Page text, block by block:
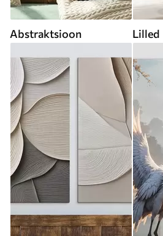
Abstraktsioon Lilled